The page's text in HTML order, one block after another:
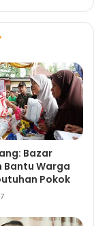
Bazar
Bantu Warga
Pokok